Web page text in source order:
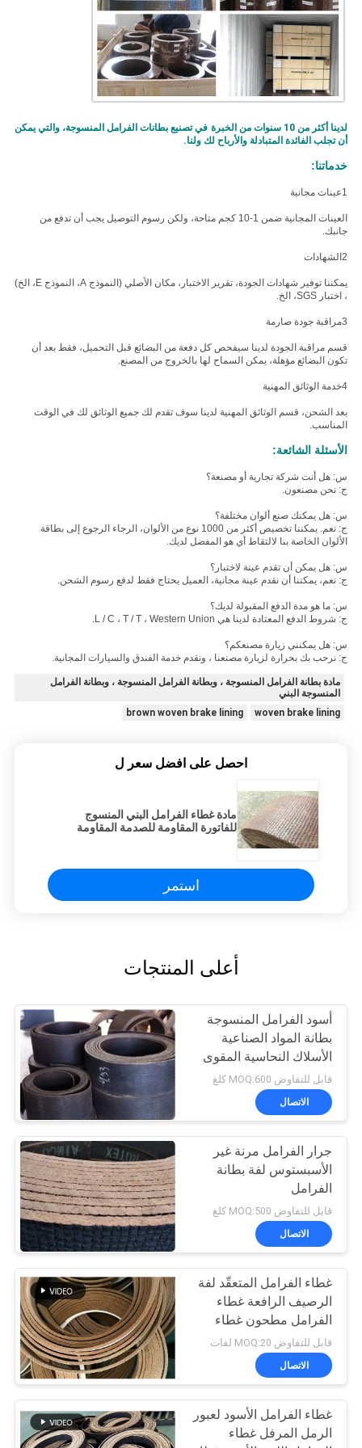
لدينا أكثر من 10 سنوات من الخبرة في تصنيع بطانات الفرامل المنسوجة، والتي يمكن
أن تجلب الفائدة المتبادلة والأرباح لك ولنا.
خدماتنا:
1عينات مجانية
العينات المجانية ضمن 1-10 كجم متاحة، ولكن رسوم التوصيل يجب أن تدفع من
جانبك.
2الشهادات
يمكننا توفير شهادات الجودة، تقرير الاختبار، مكان الأصلي (النموذج A، النموذج E، الخ)
، اختبار SGS، الخ.
3مراقبة جودة صارمة
قسم مراقبة الجودة لدينا سيفحص كل دفعة من البضائع قبل التحميل، فقط بعد أن
تكون البضائع مؤهلة، يمكن السماح لها بالخروج من المصنع.
4خدمة الوثائق المهنية
بعد الشحن، قسم الوثائق المهنية لدينا سوف تقدم لك جميع الوثائق لك في الوقت
المناسب.
الأسئلة الشائعة:
س: هل أنت شركة تجارية أو مصنعة؟
ج: نحن مصنعون.
س: هل يمكنك صنع ألوان مختلفة؟
ج: نعم. يمكننا تخصيص أكثر من 1000 نوع من الألوان، الرجاء الرجوع إلى بطاقة
الألوان الخاصة بنا لالتقاط أي هو المفضل لديك.
س: هل يمكن أن تقدم عينة لاختبار؟
ج: نعم، يمكننا أن نقدم عينة مجانية، العميل يحتاج فقط لدفع رسوم الشحن.
س: ما هو مدة الدفع المقبولة لديك؟
ج: شروط الدفع المعتادة لدينا هي L / C ، T / T ، Western Union.
س: هل يمكنني زيارة مصنعكم؟
ج: نرحب بك بحرارة لزيارة مصنعنا ، ونقدم خدمة الفندق والسيارات المجانية.
مادة بطانة الفرامل المنسوجة ، وبطانة الفرامل المنسوجة ، وبطانة الفرامل
المنسوجة البني
woven brake lining
brown woven brake lining
احصل على افضل سعر ل
مادة غطاء الفرامل البني المنسوج
للفاتورة المقاومة للصدمة المقاومة
استمر
أعلى المنتجات
أسود الفرامل المنسوجة
بطانة المواد الصناعية
الأسلاك النحاسية المقوى
استخدام رافعة
قابل للتفاوض MOQ:600 كلغ
الاتصال
جرار الفرامل مرنة غير
الأسبستوس لفة بطانة
الفرامل
قابل للتفاوض MOQ:500 كلغ
الاتصال
غطاء الفرامل المتعقّد لفة
الرصيف الرافعة غطاء
الفرامل مطحون غطاء
الفرامل المنسوج
قابل للتفاوض MOQ:20 لفات
الاتصال
غطاء الفرامل الأسود لعبور
الرمل المرفل غطاء